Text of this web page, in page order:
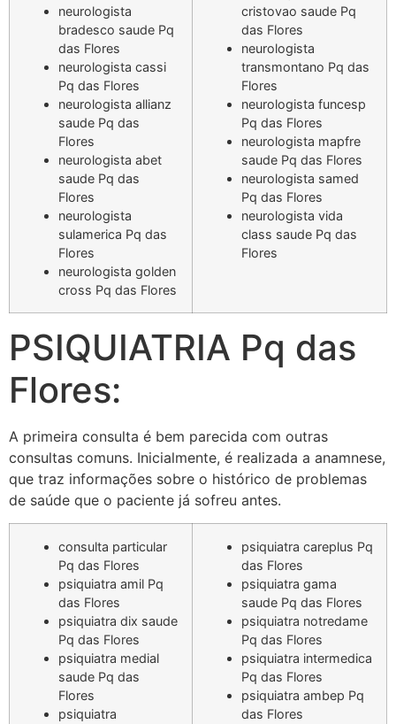
neurologista
bradesco saude Pq
das Flores
neurologista cassi
Pq das Flores
neurologista allianz
saude Pq das
Flores
neurologista abet
saude Pq das
Flores
neurologista
sulamerica Pq das
Flores
neurologista golden
cross Pq das Flores
cristovao saude Pq
das Flores
neurologista
transmontano Pq das
Flores
neurologista funcesp
Pq das Flores
neurologista mapfre
saude Pq das Flores
neurologista samed
Pq das Flores
neurologista vida
class saude Pq das
Flores
PSIQUIATRIA Pq das
Flores:
A primeira consulta é bem parecida com outras
consultas comuns. Inicialmente, é realizada a anamnese,
que traz informações sobre o histórico de problemas
de saúde que o paciente já sofreu antes.
consulta particular
Pq das Flores
psiquiatra amil Pq
das Flores
psiquiatra dix saude
Pq das Flores
psiquiatra medial
saude Pq das
Flores
psiquiatra
psiquiatra careplus Pq
das Flores
psiquiatra gama
saude Pq das Flores
psiquiatra notredame
Pq das Flores
psiquiatra intermedica
Pq das Flores
psiquiatra ambep Pq
das Flores